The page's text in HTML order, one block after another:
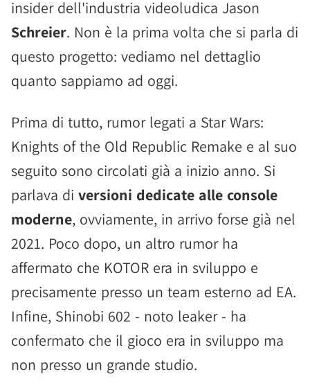
insider dell'industria videoludica Jason
Schreier. Non è la prima volta che si parla di
questo progetto: vediamo nel dettaglio
quanto sappiamo ad oggi.
Prima di tutto, rumor legati a Star Wars:
Knights of the Old Republic Remake e al suo
seguito sono circolati già a inizio anno. Si
parlava di versioni dedicate alle console
moderne, ovviamente, in arrivo forse già nel
2021. Poco dopo, un altro rumor ha
affermato che KOTOR era in sviluppo e
precisamente presso un team esterno ad EA.
Infine, Shinobi 602 - noto leaker - ha
confermato che il gioco era in sviluppo ma
non presso un grande studio.